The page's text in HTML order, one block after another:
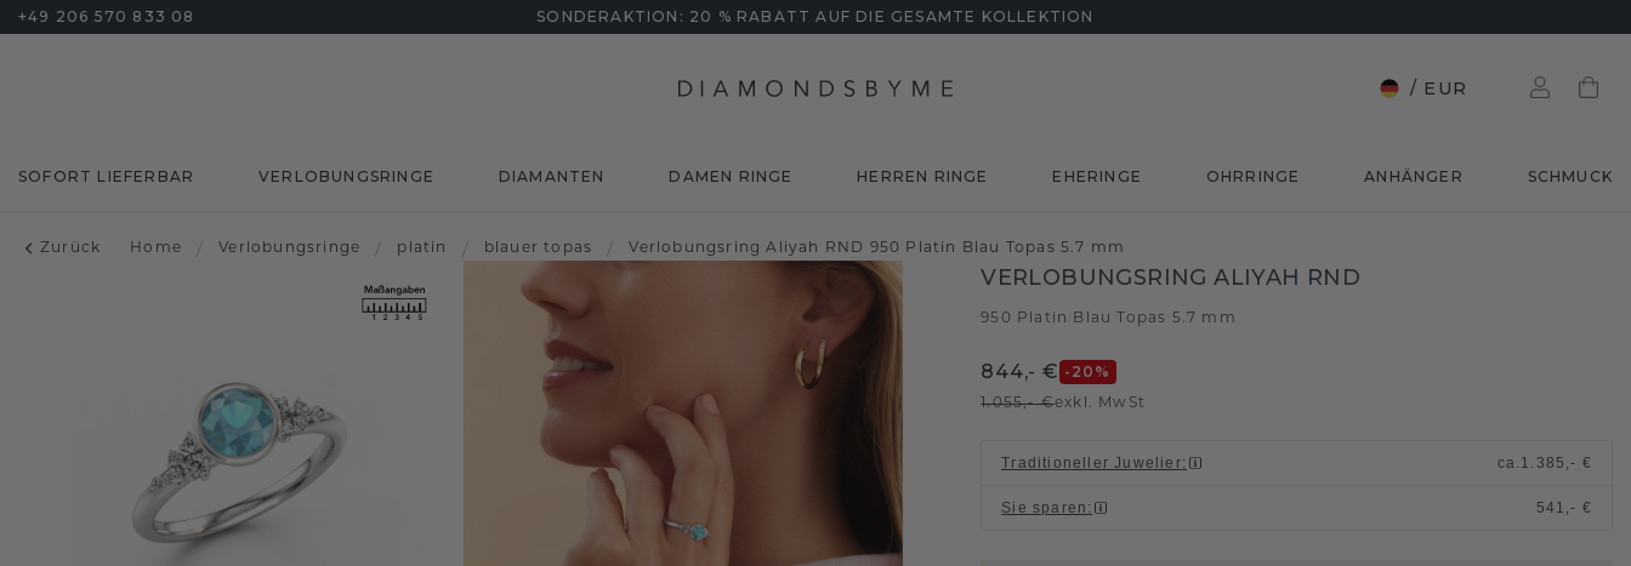
+49 206 570 833 08 SONDERAKTION: 20 % RABATT AUF DIE GESAMTE KOLLEKTION
/ EUR
SOFORT LIEFERBAR VERLOBUNGSRINGE DIAMANTEN DAMEN RINGE HERREN RINGE EHERINGE OHRRINGE ANHÄNGER SCHMUCK
Zurück Home / Verlobungsringe / platin / blauer topas / Verlobungsring Aliyah RND 950 Platin Blau Topas 5.7 mm
VERLOBUNGSRING ALIYAH RND
950 Platin Blau Topas 5.7 mm
844,- € -20 %
1.055,- €exkl. MwSt
Traditioneller Juwelier: ca. 1.385,- €
Sie sparen : 541,- €